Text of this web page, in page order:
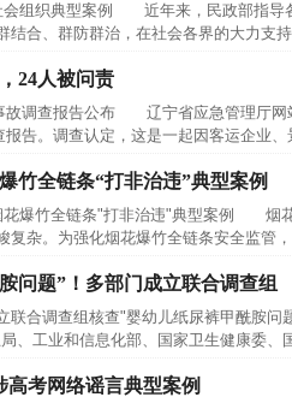
组织典型案例 近年来，民政部指导
结合、群防群治，在社会各界的大力支
24人被问责
故调查报告公布 辽宁省应急管理厅网
报告。调查认定，这是一起因客运企业
竹全链条“打非治违”典型案例
爆竹全链条"打非治违"典型案例 烟花
复杂。为强化烟花爆竹全链条安全监管
问题”！多部门成立联合调查组
合调查组核查"婴幼儿纸尿裤甲酰胺
、工业和信息化部、国家卫生健康委、
考网络谣言典型案例
？